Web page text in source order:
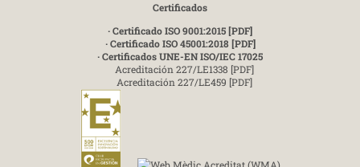
Certificados
· Certificado ISO 9001:2015 [PDF]
· Certificado ISO 45001:2018 [PDF]
· Certificados UNE-EN ISO/IEC 17025
Acreditación 227/LE1338 [PDF]
Acreditación 227/LE459 [PDF]